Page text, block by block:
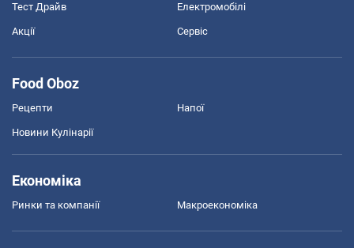
Тест Драйв Електромобілі
Акції Сервіс
Food Oboz
Рецепти Напої
Новини Кулінарії
Економіка
Ринки та компанії Макроекономіка